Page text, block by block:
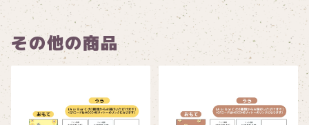
その他の商品